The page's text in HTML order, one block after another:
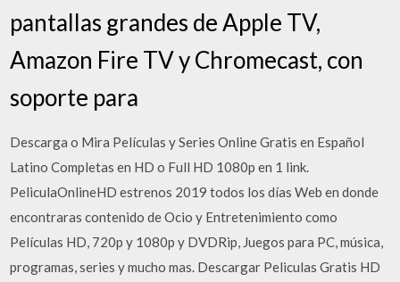
pantallas grandes de Apple TV,
Amazon Fire TV y Chromecast, con
soporte para
Descarga o Mira Películas y Series Online Gratis en Español
Latino Completas en HD o Full HD 1080p en 1 link.
PeliculaOnlineHD estrenos 2019 todos los días Web en donde
encontraras contenido de Ocio y Entretenimiento como
Películas HD, 720p y 1080p y DVDRip, Juegos para PC, música,
programas, series y mucho mas. Descargar Peliculas Gratis HD